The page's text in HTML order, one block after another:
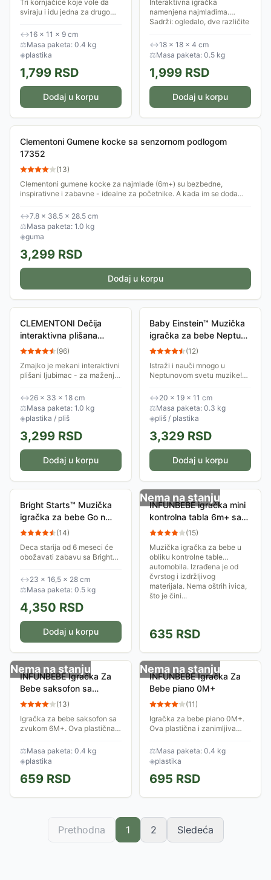
Tri kornjačice koje vole da
sviraju i idu jedna za drugom,
da ih velika ponese na leđima!
Puno zabave i motivacije za
bebu...
↔16 × 11 × 9 cm
⚖Masa paketa: 0.4 kg
◈plastika
1,799 RSD
Dodaj u korpu
Interaktivna igračka
namenjena najmlađima.
Sadrži: ogledalo, dve različite
aktiviranje svetlosnih efekata,
zvečku-lopticu,...
↔18 × 18 × 4 cm
⚖Masa paketa: 0.5 kg
1,999 RSD
Dodaj u korpu
Clementoni Gumene kocke sa senzornom podlogom
17352
(13)
Clementoni gumene kocke za najmlađe (6m+) su bezbedne,
inspirativne i zabavne - idealne za početnike. A kada im se doda
↔7.8 × 38.5 × 28.5 cm
⚖Masa paketa: 1.0 kg
◈guma
3,299 RSD
Dodaj u korpu
CLEMENTONI Dečija
interaktivna plišana
igračka Zmajko CL50347
(96)
Zmajko je mekani interaktivni
plišani ljubimac - za maženje,
drug za edukativnu igru
mališana! Stimuliše vizuelnu i
slušnu...
↔26 × 33 × 18 cm
⚖Masa paketa: 1.0 kg
◈plastika / pliš
3,299 RSD
Dodaj u korpu
Baby Einstein™ Muzička
igračka za bebe Neptun
mekani kompozitor
(12)
Istraži i nauči mnogo u
Neptunovom svetu muzike!
igračka za bebe Neptun
otkriće ti sve što zna o
klasičnim melodijama,
raznim...
↔20 × 19 × 11 cm
⚖Masa paketa: 0.3 kg
◈pliš / plastika
3,329 RSD
Dodaj u korpu
Bright Starts™ Muzička
igračka za bebe Go n
Glow Dino 12506
(14)
Deca starija od 6 meseci će
obožavati zabavu sa Bright
Dino! Dino trči, menja smer i
tera bebu da krene za njim.
↔23 × 16,5 × 28 cm
⚖Masa paketa: 0.5 kg
4,350 RSD
Dodaj u korpu
Nema na stanju
INFUNBEBE igračka mini
kontrolna tabla 6m+ sa
zvukom
(15)
Muzička igračka za bebe u
obliku kontrolne table
automobila. Izrađena je od
čvrstog i izdržljivog
materijala. Nema oštrih ivica,
što je čini...
635 RSD
Nema na stanju
INFUNBEBE Igračka Za
Bebe saksofon sa
zvukom 6M+
(13)
Igračka za bebe saksofon sa
zvukom 6M+. Ova plastična i
napravljena je od
najkvalitetnije plastike.
Igračka je idealna za bebe
⚖Masa paketa: 0.4 kg
◈plastika
659 RSD
Nema na stanju
INFUNBEBE Igračka Za
Bebe piano 0M+
(11)
Igračka za bebe piano 0M+.
Ova plastična i zanimljiva
najkvalitetnije plastike.
Igračka je idealna za bebe
⚖Masa paketa: 0.4 kg
◈plastika
695 RSD
Prethodna 1 2 Sledeća